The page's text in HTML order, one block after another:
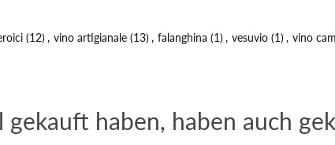
(12) , vino artigianale (13) , falanghina (1) , vesuvio (1) , vino
haben, haben auch